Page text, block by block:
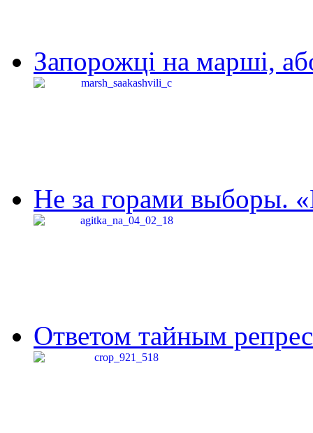
Запорожці на марші,
Не за горами выборы.
Ответом тайным